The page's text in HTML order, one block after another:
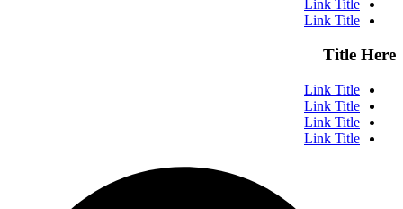
Link Title
Link Title
Title Here
Link Title
Link Title
Link Title
Link Title